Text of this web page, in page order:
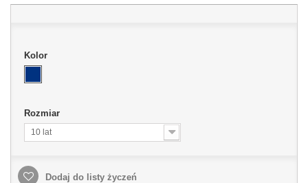
Kolor
Rozmiar
10 lat
Dodaj do listy życzeń